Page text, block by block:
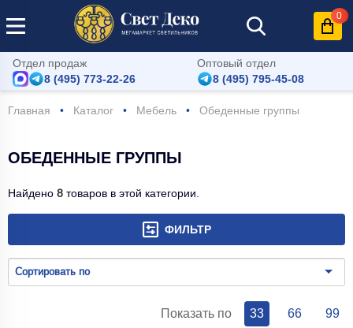
0
Отдел продаж
8 (495) 773-22-26
Оптовый отдел
8 (495) 795-45-08
Главная Каталог Мебель Обеденные группы
ОБЕДЕННЫЕ ГРУППЫ
Найдено 8 товаров в этой категории.
ФИЛЬТР
Сортировать по
Показать по 33 66 99